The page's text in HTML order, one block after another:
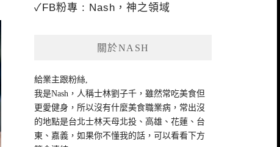
✓FB粉專 : Nash，神之領域
關於NASH
給業主跟粉絲,
我是Nash，人稱士林劉子千，雖然常吃美食但
更愛健身，所以沒有什麼美食職業病，常出沒
的地點是台北士林天母北投、高雄、花蓮、台
東、嘉義，如果你不懂我的話，可以看看下方